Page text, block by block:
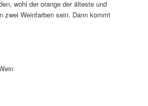
wohl der orange der älteste und
zwei Weinfarben sein. Dann kommt